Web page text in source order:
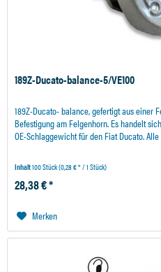
189Z-Ducato-balance-5/VE100
189Z-Ducato- balance, gefertigt aus einer
Befestigung am Felgenhorn. Es handelt
OE-Schlaggewicht für den Fiat Ducato.
Inhalt100 Stück(0,28 € * / 1 Stück)
28,38 € *
Merken